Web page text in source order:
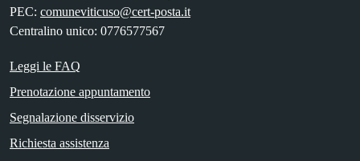
PEC: comuneviticuso@cert-posta.it
Centralino unico: 0776577567
Leggi le FAQ
Prenotazione appuntamento
Segnalazione disservizio
Richiesta assistenza